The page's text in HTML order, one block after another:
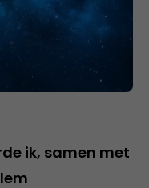
ik, samen met